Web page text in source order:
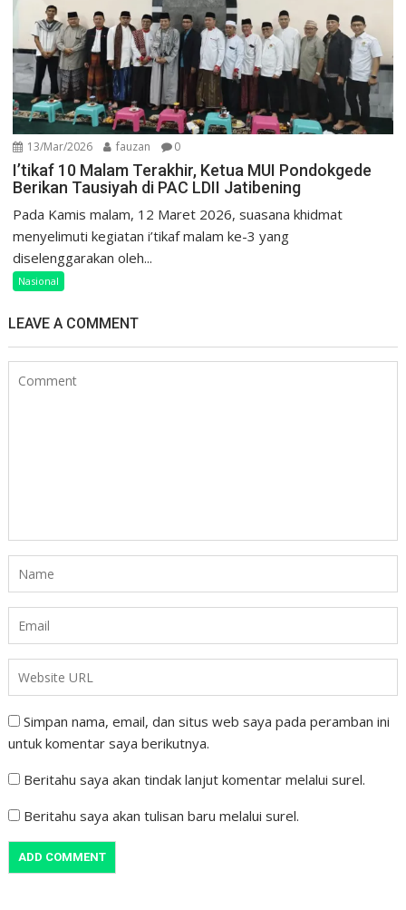
13/Mar/2026 fauzan 0
I’tikaf 10 Malam Terakhir, Ketua MUI Pondokgede
Berikan Tausiyah di PAC LDII Jatibening
Pada Kamis malam, 12 Maret 2026, suasana khidmat
menyelimuti kegiatan i’tikaf malam ke-3 yang
diselenggarakan oleh...
Nasional
LEAVE A COMMENT
Simpan nama, email, dan situs web saya pada peramban ini
untuk komentar saya berikutnya.
Beritahu saya akan tindak lanjut komentar melalui surel.
Beritahu saya akan tulisan baru melalui surel.